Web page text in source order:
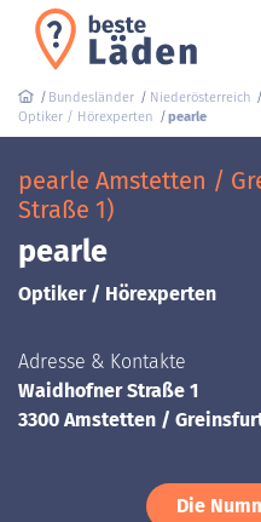
Bundesländer Niederösterreich
Optiker / Hörexperten
pearle
pearle Amstetten /
Straße 1)
pearle
Optiker / Hörexperten
Adresse & Kontakte
Waidhofner Straße 1
3300 Amstetten /
Die